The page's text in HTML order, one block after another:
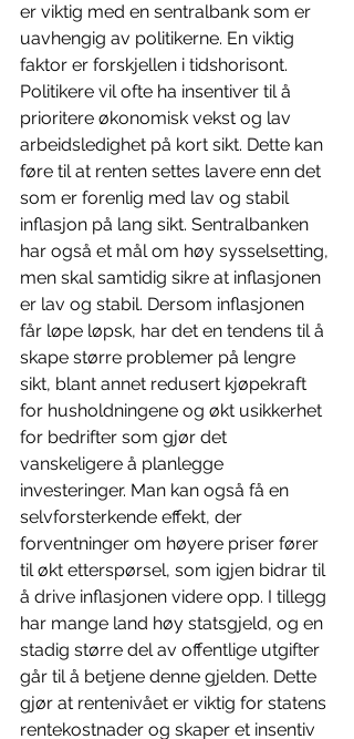
er viktig med en sentralbank som er
uavhengig av politikerne. En viktig
faktor er forskjellen i tidshorisont.
Politikere vil ofte ha insentiver til å
prioritere økonomisk vekst og lav
arbeidsledighet på kort sikt. Dette kan
føre til at renten settes lavere enn det
som er forenlig med lav og stabil
inflasjon på lang sikt. Sentralbanken
har også et mål om høy sysselsetting,
men skal samtidig sikre at inflasjonen
er lav og stabil. Dersom inflasjonen
får løpe løpsk, har det en tendens til å
skape større problemer på lengre
sikt, blant annet redusert kjøpekraft
for husholdningene og økt usikkerhet
for bedrifter som gjør det
vanskeligere å planlegge
investeringer. Man kan også få en
selvforsterkende effekt, der
forventninger om høyere priser fører
til økt etterspørsel, som igjen bidrar til
å drive inflasjonen videre opp. I tillegg
har mange land høy statsgjeld, og en
stadig større del av offentlige utgifter
går til å betjene denne gjelden. Dette
gjør at rentenivået er viktig for statens
rentekostnader og skaper et insentiv